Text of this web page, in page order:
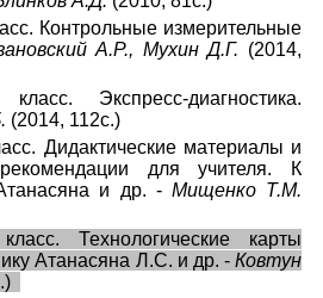
Контрольные измерительные
А.Р., Мухин Д.Г. (2014,
Экспресс-диагностика.
(2014, 112с.)
Дидактические материалы и
рекомендации для учителя. К
и др. - Мищенко Т.М.
Технологические карты
Атанасяна Л.С. и др. - Ковтун